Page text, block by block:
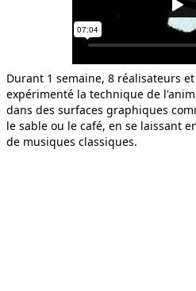
LE
Durant 1 semaine, 8 réalisateurs
expérimenté la technique de
dans des surfaces graphiques
le sable ou le café, en se laissant
de musiques classiques.